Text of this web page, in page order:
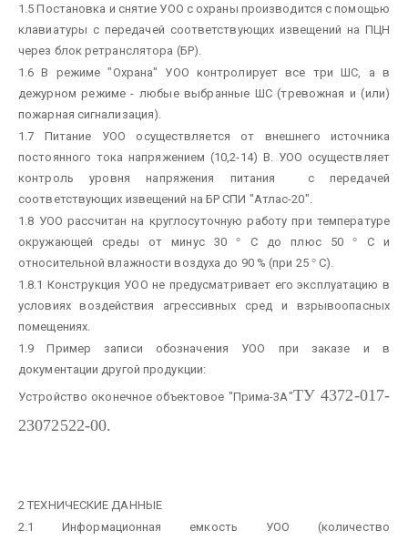
1.5 Постановка и снятие УОО с охраны производится с помощью
клавиатуры с передачей соответствующих извещений на ПЦН
через блок ретранслятора (БР).
1.6 В режиме "Охрана" УОО контролирует все три ШС, а в
дежурном режиме - любые выбранные ШС (тревожная и (или)
пожарная сигнализация).
1.7 Питание УОО осуществляется от внешнего источника
постоянного тока напряжением (10,2-14) В. УОО осуществляет
контроль уровня напряжения питания с передачей
соответствующих извещений на БР СПИ "Атлас-20".
1.8 УОО рассчитан на круглосуточную работу при температуре
окружающей среды от минус 30° С до плюс 50° С и
относительной влажности воздуха до 90 % (при 25 °С).
1.8.1 Конструкция УОО не предусматривает его эксплуатацию в
условиях воздействия агрессивных сред и взрывоопасных
помещениях.
1.9 Пример записи обозначения УОО при заказе и в
документации другой продукции:
Устройство оконечное объектовое "Прима-3А"ТУ 4372-017-
23072522-00.
2 ТЕХНИЧЕСКИЕ ДАННЫЕ
2.1 Информационная емкость УОО (количество